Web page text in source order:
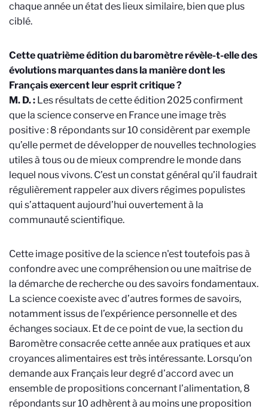
chaque année un état des lieux similaire, bien que plus
ciblé.
Cette quatrième édition du baromètre révèle-t-elle des
évolutions marquantes dans la manière dont les
Français exercent leur esprit critique ?
M. D. : Les résultats de cette édition 2025 confirment
que la science conserve en France une image très
positive : 8 répondants sur 10 considèrent par exemple
qu’elle permet de développer de nouvelles technologies
utiles à tous ou de mieux comprendre le monde dans
lequel nous vivons. C’est un constat général qu’il faudrait
régulièrement rappeler aux divers régimes populistes
qui s’attaquent aujourd’hui ouvertement à la
communauté scientifique.
Cette image positive de la science n'est toutefois pas à
confondre avec une compréhension ou une maîtrise de
la démarche de recherche ou des savoirs fondamentaux.
La science coexiste avec d’autres formes de savoirs,
notamment issus de l’expérience personnelle et des
échanges sociaux. Et de ce point de vue, la section du
Baromètre consacrée cette année aux pratiques et aux
croyances alimentaires est très intéressante. Lorsqu’on
demande aux Français leur degré d’accord avec un
ensemble de propositions concernant l’alimentation, 8
répondants sur 10 adhèrent à au moins une proposition